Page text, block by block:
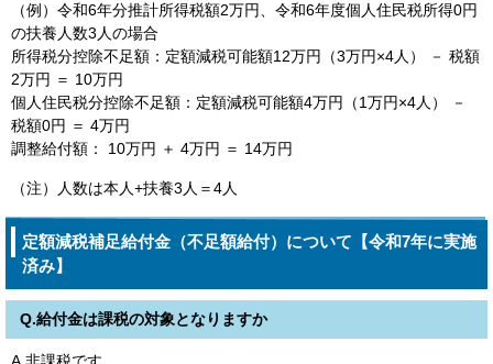
（例）令和6年分推計所得税額2万円、令和6年度個人住民税所得0円
の扶養人数3人の場合
所得税分控除不足額：定額減税可能額12万円（3万円×4人） － 税額
2万円 ＝ 10万円
個人住民税分控除不足額：定額減税可能額4万円（1万円×4人） －
税額0円 ＝ 4万円
調整給付額： 10万円 ＋ 4万円 ＝ 14万円
（注）人数は本人+扶養3人＝4人
定額減税補足給付金（不足額給付）について【令和7年に実施
済み】
Q.給付金は課税の対象となりますか